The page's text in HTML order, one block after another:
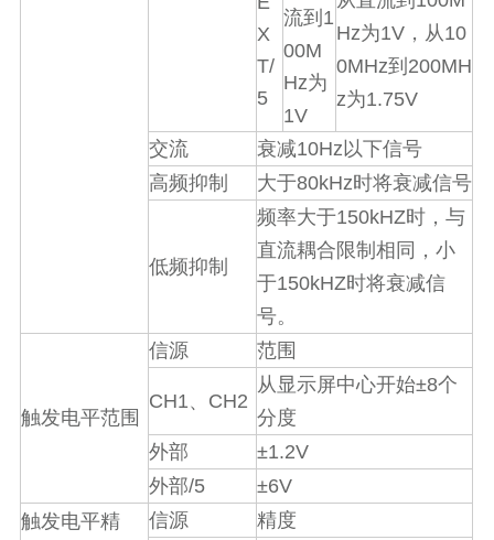
X
T/
5
流到 1
00M
Hz为
1V
Hz为1V ，从10
0MHz到 200MH
z为1.75V
交流 衰减10Hz 以下信号
高频抑制
大于80kHz时将衰减信号
低频抑制
频率大于150kHZ时，与
直流耦合限制相同，小
于150kHZ时将衰减信
号。
触发电平范围
信源 范围
CH1、 CH2
从显示屏中心开始±8个
分度
外部
±1.2V
外部/5 ±6V
触发电平精
信源 精度